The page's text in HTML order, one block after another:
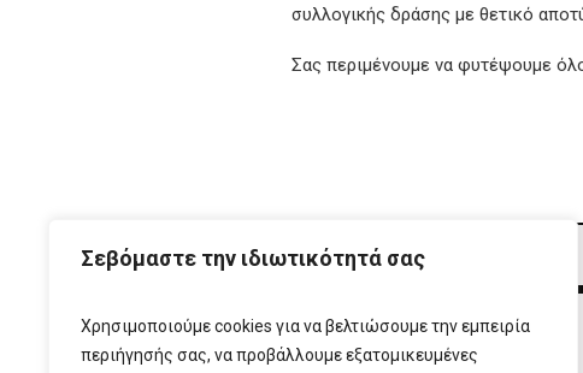
Σεβόμαστε την ιδιωτικότητά σας
Χρησιμοποιούμε cookies για να βελτιώσουμε την εμπειρία
περιήγησής σας, να προβάλλουμε εξατομικευμένες
συλλογικής δράσης με θετικό
Σας περιμένουμε να φυτέψουμε